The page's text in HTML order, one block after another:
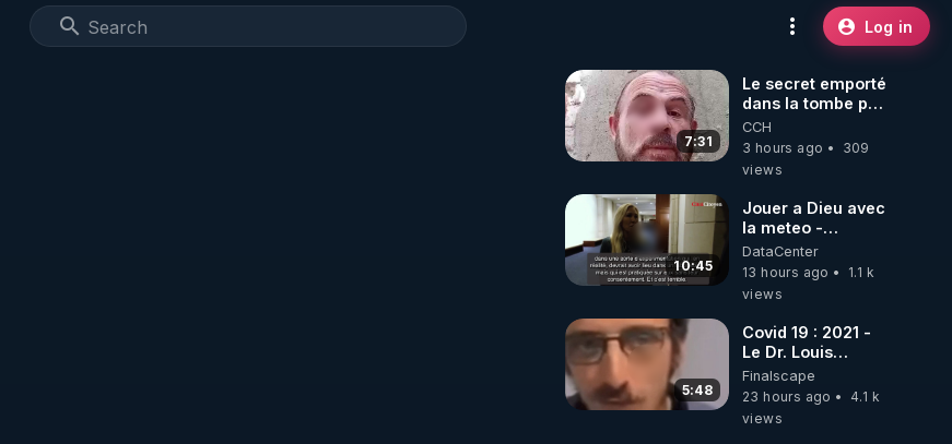
Log in
7:31
Le secret emporté
dans la tombe par
le Commandant
Cousteau le 25
juin 1997
CCH
3 hours ago
309
views
10:45
Jouer a Dieu avec
la meteo -
Citoicitoyen
DataCenter
13 hours ago
1.1 k
views
5:48
Covid 19 : 2021 -
Le Dr. Louis
Fouché renverse
le plateau de
CNews !
Finalscape
23 hours ago
4.1 k
views